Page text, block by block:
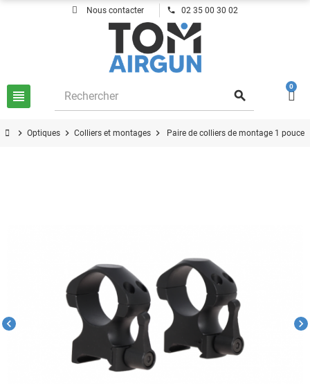
Nous contacter phone 02 35 00 30 02
view_headline search
0
chevron_right Optiques chevron_right Colliers et montages chevron_right Paire de colliers de montage 1 pouce
chevron_left chevron_right